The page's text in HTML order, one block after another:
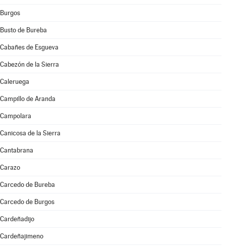
Burgos
Busto de Bureba
Cabañes de Esgueva
Cabezón de la Sierra
Caleruega
Campillo de Aranda
Campolara
Canicosa de la Sierra
Cantabrana
Carazo
Carcedo de Bureba
Carcedo de Burgos
Cardeñadijo
Cardeñajimeno